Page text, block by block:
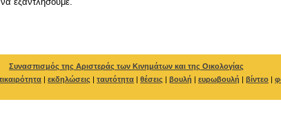
Συνασπισμός της Αριστεράς των Κινημάτων και της Οικολογίας
| εκδηλώσεις | ταυτότητα | θέσεις | βουλή | ευρωβουλή | βίντεο |